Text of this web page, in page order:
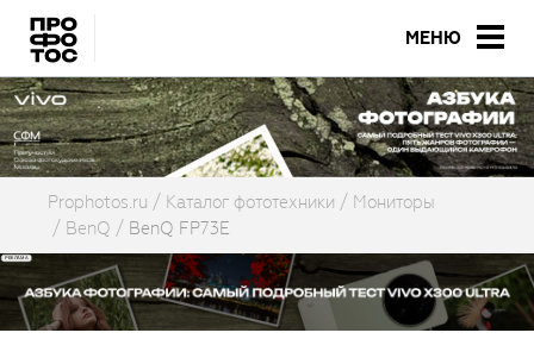
МЕНЮ
Prophotos.ru Каталог фототехники
Мониторы
BenQ
BenQ FP73E